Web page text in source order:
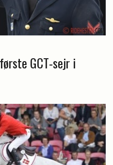
GCT-sejr i